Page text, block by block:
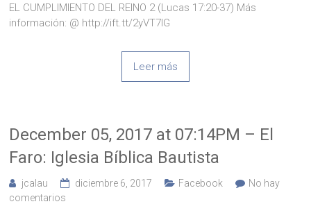
EL CUMPLIMIENTO DEL REINO 2 (Lucas 17:20-37) Más
información: @ http://ift.tt/2yVT7IG
Leer más
December 05, 2017 at 07:14PM – El
Faro: Iglesia Bíblica Bautista
jcalau diciembre 6, 2017 Facebook
No hay
comentarios